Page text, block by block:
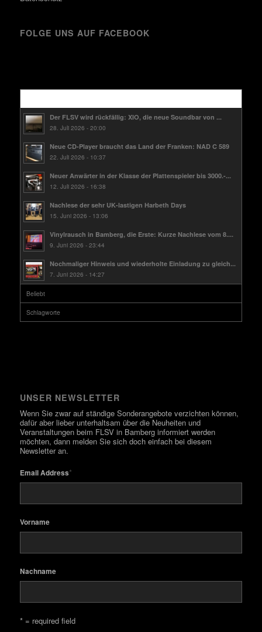
FOLGE UNS AUF FACEBOOK
Der FLSV wird rückfällig: XIO, die neue Soundbar von ...
28. Juli 2026 - 20:00
Neue CD-Player braucht das Land der Franken: NAD C 589
22. Juli 2026 - 10:37
Neuer Anwärter in der Klasse der Plattenspieler bis 3000.-...
12. Juli 2026 - 16:38
Nachlese der sehr UK-lastigen Harbeth Days
15. Juni 2026 - 13:06
Vinylrausch in Bamberg, die Erste: Kurze Nachlese vom 8....
9. Juni 2026 - 23:44
Nochmaliger Hinweis und wiederholte Einladung zu gleich...
7. Juni 2026 - 14:27
Beliebt
Schlagworte
UNSER NEWSLETTER
Wenn Sie zwar auf ständige Sonderangebote verzichten können,
dafür aber lieber unterhaltsam über die Neuheiten und
Veranstaltungen beim FLSV in Bamberg informiert werden
möchten, dann melden Sie sich doch einfach bei diesem
Newsletter an.
Email Address*
Vorname
Nachname
* = required field